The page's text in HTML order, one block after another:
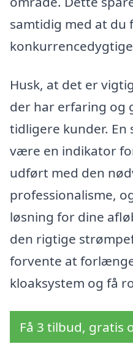
samtidig med at du
Husk, at det er
der har erfaring og
tidligere kunder. En
være en indikator
udført med den
professionalisme,
løsning for dine
den rigtige
forvente at
kloaksystem og få
Få 3 tilbud, gratis